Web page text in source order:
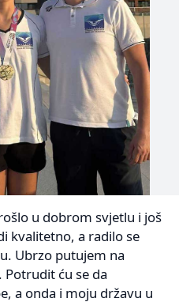
u dobrom svjetlu i još
kvalitetno, a radilo se
Ubrzo putujem na
Potrudit ću se da
a onda i moju državu u